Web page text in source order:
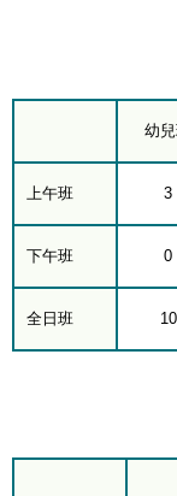
幼
上午班 3
下午班 0
全日班 10